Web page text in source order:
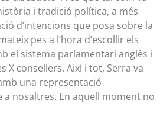
i tradició política, a més
d’intencions que posa sobre la
pes a l’hora d’escollir els
el sistema parlamentari anglès i
X consellers. Així i tot, Serra va
una representació
a nosaltres. En aquell moment no